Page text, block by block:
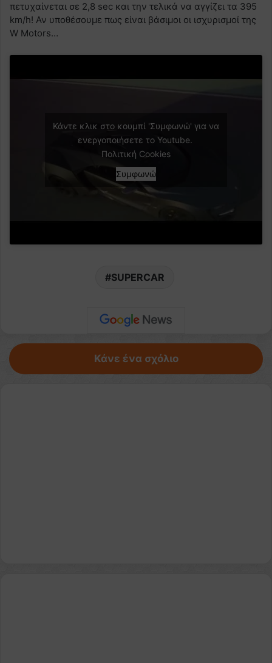
πετυχαίνεται σε 2,8 sec και την τελικά να αγγίζει τα 395
km/h! Αν υποθέσουμε πως είναι βάσιμοι οι ισχυρισμοί της
W Motors…
Κάντε κλικ στο κουμπί 'Συμφωνώ' για να
ενεργοποιήσετε το Youtube.
Πολιτική Cookies
Συμφωνώ
SUPERCAR
Κάνε ένα σχόλιο